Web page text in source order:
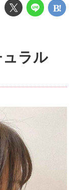
ラル